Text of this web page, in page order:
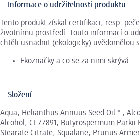
Informace o udržitelnosti produktu
Tento produkt získal certifikaci, resp.
životnímu prostředí. Touto informací o
chtěli usnadnit (ekologicky) uvědomělou
Ekoznačky a co se za nimi skrývá
Složení
Aqua, Helianthus Annuus Seed Oil * ,
Alcohol, CI 77891, Butyrospermum Parkii
Stearate Citrate, Squalane, Prunus